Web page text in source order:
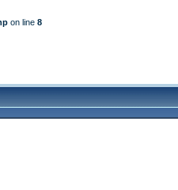
on line 8